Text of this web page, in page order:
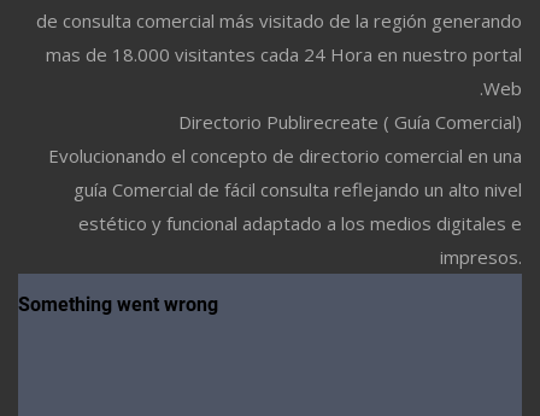
de consulta comercial más visitado de la región generando
mas de 18.000 visitantes cada 24 Hora en nuestro portal
Web.
Directorio Publirecreate ( Guía Comercial)
Evolucionando el concepto de directorio comercial en una
guía Comercial de fácil consulta reflejando un alto nivel
estético y funcional adaptado a los medios digitales e
impresos.